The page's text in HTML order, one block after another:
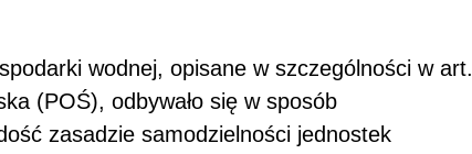
wodnej, opisane w szczególności w art.
(POŚ), odbywało się w sposób
zasadzie samodzielności jednostek